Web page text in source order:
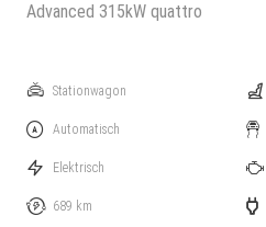
Advanced 315kW quattro
Stationwagon
Automatisch
Elektrisch
689 km